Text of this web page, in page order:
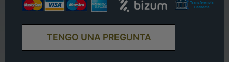
TENGO UNA PREGUNTA